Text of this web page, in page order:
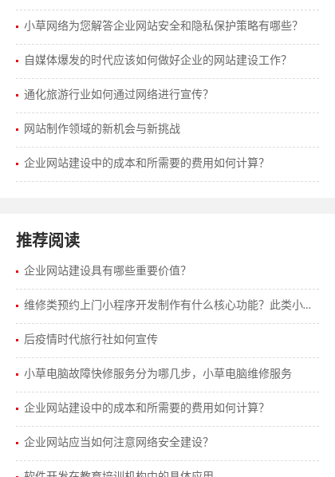
小草网络为您解答企业网站安全和隐私保护策略有哪些？
自媒体爆发的时代应该如何做好企业的网站建设工作？
通化旅游行业如何通过网络进行宣传？
网站制作领域的新机会与新挑战
企业网站建设中的成本和所需要的费用如何计算？
推荐阅读
企业网站建设具有哪些重要价值？
维修类预约上门小程序开发制作有什么核心功能？此类小程序有怎样的发展趋势。
后疫情时代旅行社如何宣传
小草电脑故障快修服务分为哪几步，小草电脑维修服务
企业网站建设中的成本和所需要的费用如何计算？
企业网站应当如何注意网络安全建设？